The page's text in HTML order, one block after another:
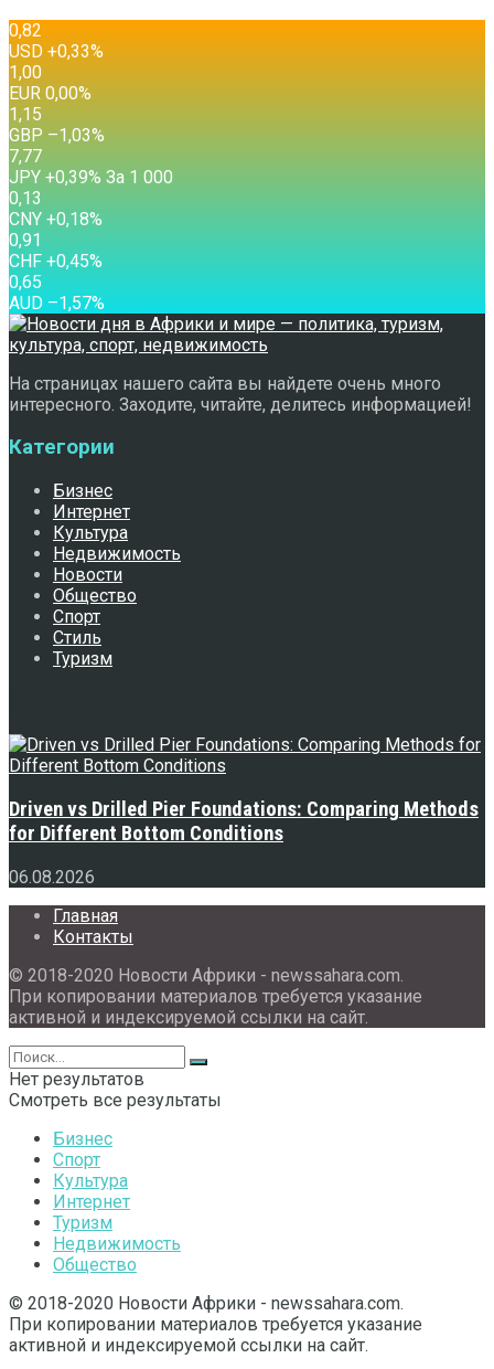
0,82
USD +0,33%
1,00
EUR 0,00%
1,15
GBP –1,03%
7,77
JPY +0,39% За 1 000
0,13
CNY +0,18%
0,91
CHF +0,45%
0,65
AUD –1,57%
На страницах нашего сайта вы найдете очень много
интересного. Заходите, читайте, делитесь информацией!
Категории
Бизнес
Интернет
Культура
Недвижимость
Новости
Общество
Спорт
Стиль
Туризм
Driven vs Drilled Pier Foundations: Comparing Methods
for Different Bottom Conditions
06.08.2026
Главная
Контакты
© 2018-2020 Новости Африки - newssahara.com.
При копировании материалов требуется указание
активной и индексируемой ссылки на сайт.
Нет результатов
Смотреть все результаты
Бизнес
Спорт
Культура
Интернет
Туризм
Недвижимость
Общество
© 2018-2020 Новости Африки - newssahara.com.
При копировании материалов требуется указание
активной и индексируемой ссылки на сайт.